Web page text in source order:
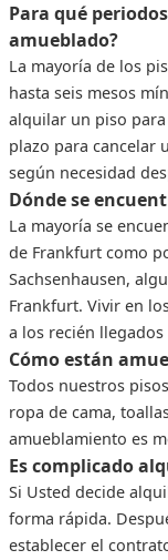
Para qué
amueblado?
La mayoría de los
hasta seis mesos
alquilar un piso para
plazo para cancelar
según necesidad
Dónde se
La mayoría se
de Frankfurt como
Sachsenhausen,
Frankfurt. Vivir en
a los recién
Cómo están
Todos nuestros
ropa de cama,
amueblamiento es
Es complicado
Si Usted decide
forma rápida.
establecer el